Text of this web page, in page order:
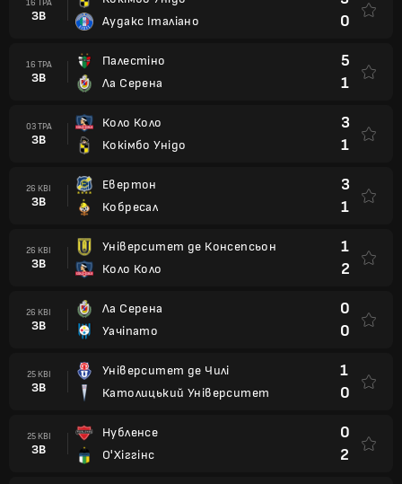
16 ТРА
ЗВ
Аудакс Італіано
0
16 ТРА
ЗВ
Палестіно
Ла Серена
5
1
03 ТРА
ЗВ
Коло Коло
Кокімбо Унідо
3
1
26 КВІ
ЗВ
Евертон
Кобресал
3
1
26 КВІ
ЗВ
Університет де Консепсьон
Коло Коло
1
2
26 КВІ
ЗВ
Ла Серена
Уачіпато
0
0
25 КВІ
ЗВ
Університет де Чилі
Католицький Університет
1
0
25 КВІ
ЗВ
Нубленсе
О'Хіггінс
0
2